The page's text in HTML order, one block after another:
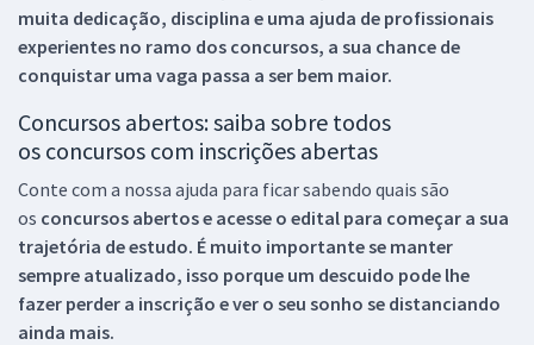
muita dedicação, disciplina e uma ajuda de profissionais
experientes no ramo dos concursos, a sua chance de
conquistar uma vaga passa a ser bem maior.
Concursos abertos: saiba sobre todos
os concursos com inscrições abertas
Conte com a nossa ajuda para ficar sabendo quais são
os concursos abertos e acesse o edital para começar a sua
trajetória de estudo. É muito importante se manter
sempre atualizado, isso porque um descuido pode lhe
fazer perder a inscrição e ver o seu sonho se distanciando
ainda mais.